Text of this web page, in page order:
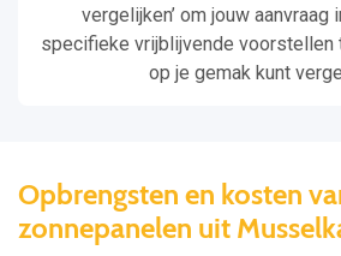
vergelijken’ om jouw aanvraag
specifieke vrijblijvende voorstellen
op je gemak kunt
Opbrengsten en kosten
zonnepanelen uit